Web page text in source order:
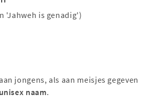
'Jahweh is genadig')
jongens, als aan meisjes gegeven
unisex naam.